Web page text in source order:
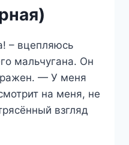
– вцепляюсь
мальчугана. Он
— У меня
на меня, не
взгляд